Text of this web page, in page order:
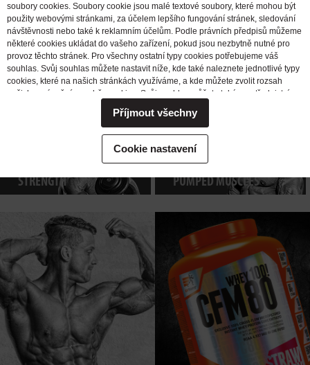
I WANT TO GAIN
MUSCLE MASS
I WANT TO
REDUCE BODY
FAT
STRENGTH
I WANT TO
FOR TRAINING AND FEEL
PUMPED MUSCLES
soubory cookies. Soubory cookie jsou malé textové soubory, které mohou být
použity webovými stránkami, za účelem lepšího fungování stránek, sledování
návštěvnosti nebo také k reklamním účelům. Podle právních předpisů můžeme
některé cookies ukládat do vašeho zařízení, pokud jsou nezbytně nutné pro
provoz těchto stránek. Pro všechny ostatní typy cookies potřebujeme váš
souhlas. Svůj souhlas můžete nastavit níže, kde také naleznete jednotlivé typy
cookies, které na našich stránkách využíváme, a kde můžete zvolit rozsah
našich oprávnění pro sběr cookies. Svůj souhlas můžete také prostřednictvím
potřebovali ohledně výkonu vašich práv v souvislosti se zpracováním cookies
kontaktovat, obraťte se prosím na e-mailovou adresu extrifit@extrifit.com.
Podrobné informace k souborům cookies a více o tom, kdo jsme a jak
zpracováváme vaše osobní údaje můžete najít v naší
Cookie nastavení
Příjmout všechny